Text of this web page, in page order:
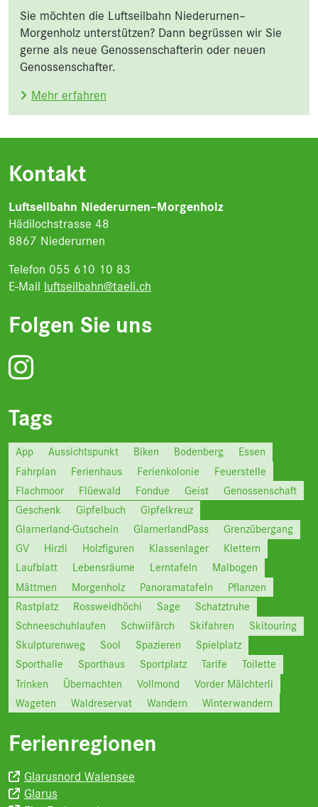
Sie möchten die Luftseilbahn Niederurnen–
Morgenholz unterstützen? Dann begrüssen wir Sie
gerne als neue Genossenschafterin oder neuen
Genossenschafter.
Mehr erfahren
Kontakt
Luftseilbahn Niederurnen–Morgenholz
Hädilochstrasse 48
8867 Niederurnen
Telefon 055 610 10 83
E-Mail luftseilbahn@taeli.ch
Folgen Sie uns
Tags
App Aussichtspunkt Biken Bodenberg
Essen
Fahrplan
Ferienhaus Ferienkolonie
Feuerstelle
Flachmoor
Flüewald Fondue Geist
Genossenschaft
Geschenk
Gipfelbuch
Gipfelkreuz
Glarnerland-Gutschein
GlarnerlandPass
Grenzübergang
GV
Hirzli Holzfiguren Klassenlager
Klettern
Laufblatt
Lebensräume Lerntafeln
Malbogen
Mättmen
Morgenholz Panoramatafeln
Pflanzen
Rastplatz
Rossweidhöchi Sage
Schatztruhe
Schneeschuhlaufen
Schwiifärch Skifahren
Skitouring
Skulpturenweg
Sool Spazieren
Spielplatz
Sporthalle
Sporthaus Sportplatz Tarife
Toilette
Trinken
Übernachten Vollmond
Vorder Mälchterli
Wageten
Waldreservat Wandern Winterwandern
Ferienregionen
Glarusnord Walensee
Glarus